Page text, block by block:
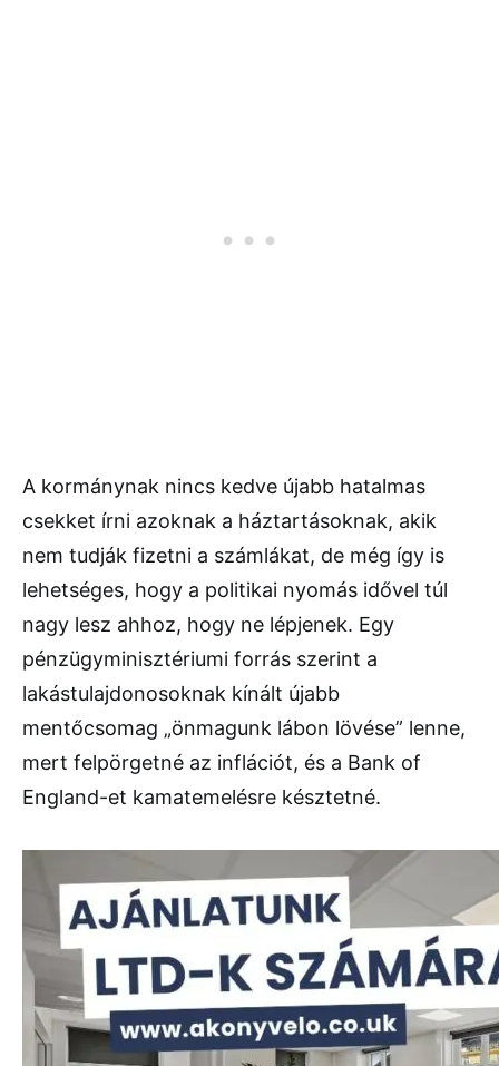
A kormánynak nincs kedve újabb hatalmas
csekket írni azoknak a háztartásoknak, akik
nem tudják fizetni a számlákat, de még így is
lehetséges, hogy a politikai nyomás idővel túl
nagy lesz ahhoz, hogy ne lépjenek. Egy
pénzügyminisztériumi forrás szerint a
lakástulajdonosoknak kínált újabb
mentőcsomag „önmagunk lábon lövése” lenne,
mert felpörgetné az inflációt, és a Bank of
England-et kamatemelésre késztetné.